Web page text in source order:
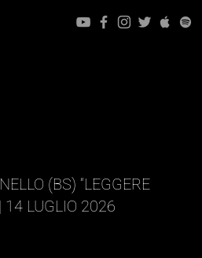
(BS) “LEGGERE
14 LUGLIO 2026